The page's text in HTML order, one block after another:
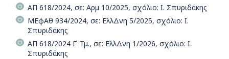
ΑΠ 618/2024, σε: Αρμ 10/2025, σχόλιο: Ι. Σπυριδάκης
ΜΕφΑθ 934/2024, σε: ΕλλΔνη 5/2025, σχόλιο: Ι.
Σπυριδάκης
ΑΠ 618/2024 Γ΄ Τμ., σε: ΕλλΔνη 1/2026, σχόλιο: Ι.
Σπυριδάκης